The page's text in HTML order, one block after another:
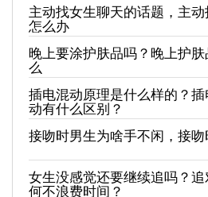
主动找女生聊天的话题，主
怎么办
晚上要涂护肤品吗？晚上护
么
插电混动原理是什么样的？
动有什么区别？
接吻时男生为啥手不闲，接
女生没感觉还要继续追吗？
何不浪费时间？